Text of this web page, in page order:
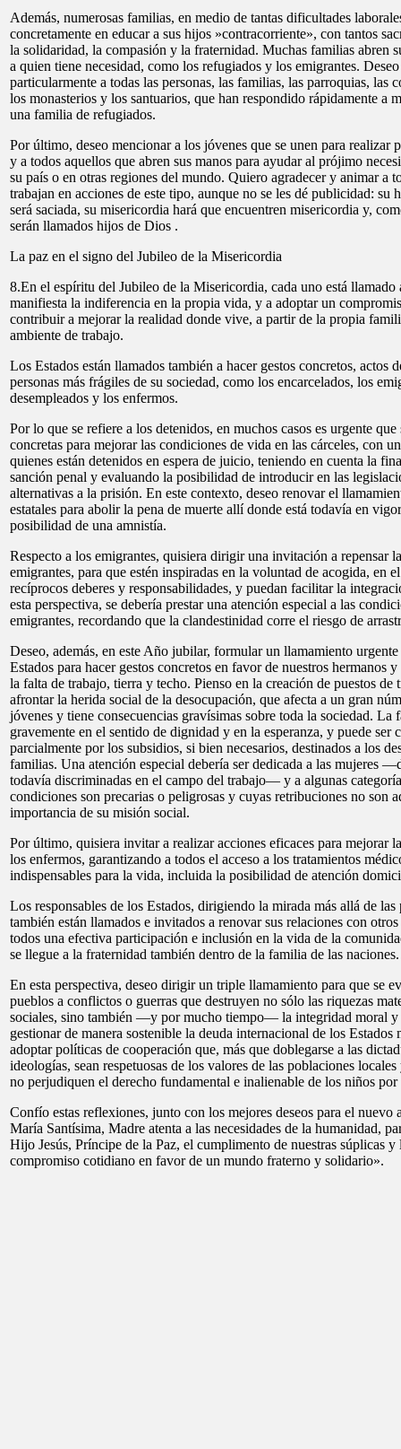
Además, numerosas familias, en medio de tantas dificultades
concretamente en educar a sus hijos »contracorriente», con tantos
la solidaridad, la compasión y la fraternidad. Muchas familias abren
a quien tiene necesidad, como los refugiados y los emigrantes.
particularmente a todas las personas, las familias, las parroquias, las
los monasterios y los santuarios, que han respondido rápidamente a
una familia de refugiados.
Por último, deseo mencionar a los jóvenes que se unen para realizar
y a todos aquellos que abren sus manos para ayudar al prójimo
su país o en otras regiones del mundo. Quiero agradecer y animar a
trabajan en acciones de este tipo, aunque no se les dé publicidad: su
será saciada, su misericordia hará que encuentren misericordia y,
serán llamados hijos de Dios .
La paz en el signo del Jubileo de la Misericordia
8.En el espíritu del Jubileo de la Misericordia, cada uno está llamado
manifiesta la indiferencia en la propia vida, y a adoptar un
contribuir a mejorar la realidad donde vive, a partir de la propia
ambiente de trabajo.
Los Estados están llamados también a hacer gestos concretos, actos
personas más frágiles de su sociedad, como los encarcelados, los
desempleados y los enfermos.
Por lo que se refiere a los detenidos, en muchos casos es urgente que
concretas para mejorar las condiciones de vida en las cárceles, con
quienes están detenidos en espera de juicio, teniendo en cuenta la
sanción penal y evaluando la posibilidad de introducir en las
alternativas a la prisión. En este contexto, deseo renovar el
estatales para abolir la pena de muerte allí donde está todavía en
posibilidad de una amnistía.
Respecto a los emigrantes, quisiera dirigir una invitación a repensar
emigrantes, para que estén inspiradas en la voluntad de acogida, en
recíprocos deberes y responsabilidades, y puedan facilitar la
esta perspectiva, se debería prestar una atención especial a las
emigrantes, recordando que la clandestinidad corre el riesgo de
Deseo, además, en este Año jubilar, formular un llamamiento urgente
Estados para hacer gestos concretos en favor de nuestros hermanos
la falta de trabajo, tierra y techo. Pienso en la creación de puestos de
afrontar la herida social de la desocupación, que afecta a un gran
jóvenes y tiene consecuencias gravísimas sobre toda la sociedad. La
gravemente en el sentido de dignidad y en la esperanza, y puede ser
parcialmente por los subsidios, si bien necesarios, destinados a los
familias. Una atención especial debería ser dedicada a las mujeres
todavía discriminadas en el campo del trabajo— y a algunas
condiciones son precarias o peligrosas y cuyas retribuciones no son
importancia de su misión social.
Por último, quisiera invitar a realizar acciones eficaces para mejorar
los enfermos, garantizando a todos el acceso a los tratamientos
indispensables para la vida, incluida la posibilidad de atención
Los responsables de los Estados, dirigiendo la mirada más allá de las
también están llamados e invitados a renovar sus relaciones con
todos una efectiva participación e inclusión en la vida de la
se llegue a la fraternidad también dentro de la familia de las naciones.
En esta perspectiva, deseo dirigir un triple llamamiento para que se
pueblos a conflictos o guerras que destruyen no sólo las riquezas
sociales, sino también —y por mucho tiempo— la integridad moral y
gestionar de manera sostenible la deuda internacional de los Estados
adoptar políticas de cooperación que, más que doblegarse a las
ideologías, sean respetuosas de los valores de las poblaciones
no perjudiquen el derecho fundamental e inalienable de los niños por
Confío estas reflexiones, junto con los mejores deseos para el nuevo
María Santísima, Madre atenta a las necesidades de la humanidad,
Hijo Jesús, Príncipe de la Paz, el cumplimento de nuestras súplicas
compromiso cotidiano en favor de un mundo fraterno y solidario».